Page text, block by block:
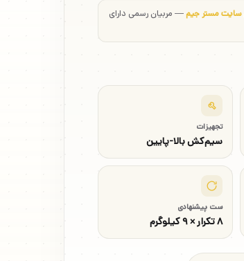
سایت مستر جیم— مربیان رسمی دارای
تجهیزات
سیم‌کش بالا-پایین
ست پیشنهادی
۸ تکرار × ۹ کیلوگرم